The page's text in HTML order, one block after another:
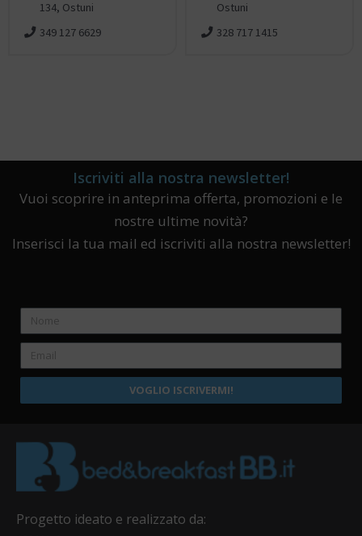
134, Ostuni
349 127 6629
Ostuni
328 717 1415
Iscriviti alla nostra newsletter!
Vuoi scoprire in anteprima offerta, promozioni e le
nostre ultime novità?
Inserisci la tua mail ed iscriviti alla nostra newsletter!
VOGLIO ISCRIVERMI!
Progetto ideato e realizzato da: